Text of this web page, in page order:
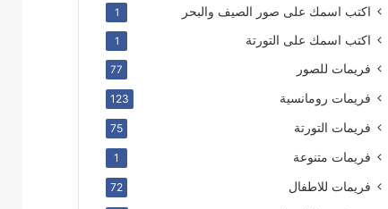
اكتب اسمك على صور الصيف والبحر 1
اكتب اسمك على التورتة 1
فريمات للصور 77
فريمات رومانسية 123
فريمات التورتة 75
فريمات متنوعة 1
فريمات للاطفال 72